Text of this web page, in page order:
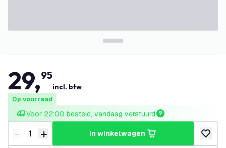
29,95
incl. btw
Op voorraad
Voor 22:00 besteld, vandaag verstuurd
Verminder hoeveelheid
- Verhoog hoeveelheid
+ in winkelwagen